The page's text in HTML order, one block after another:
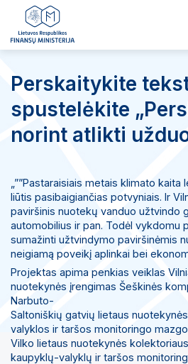
Perskaitykite
spustelėkite „
norint atlikti
„””Pastaraisiais metais klimato
liūtis pasibaigiančias potvyniais. Ir
paviršinis nuotekų vanduo užtvindo
automobilius ir pan. Todėl vykdomu
sumažinti užtvindymo paviršinėmis
neigiamą poveikį aplinkai bei
Projektas apima penkias veiklas
nuotekynės įrengimas Šeškinės
Narbuto-
Saltoniškių gatvių lietaus
valyklos ir taršos monitoringo mazgo
Vilko lietaus nuotekynės
kaupyklų-valyklų ir taršos